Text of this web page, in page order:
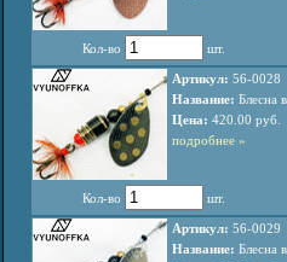
Кол-во шт.
Артикул: 56-0028
Название: Блесна
Цена: 420.00 руб.
подробнее »
Кол-во шт.
Артикул: 56-0029
Название: Блесна